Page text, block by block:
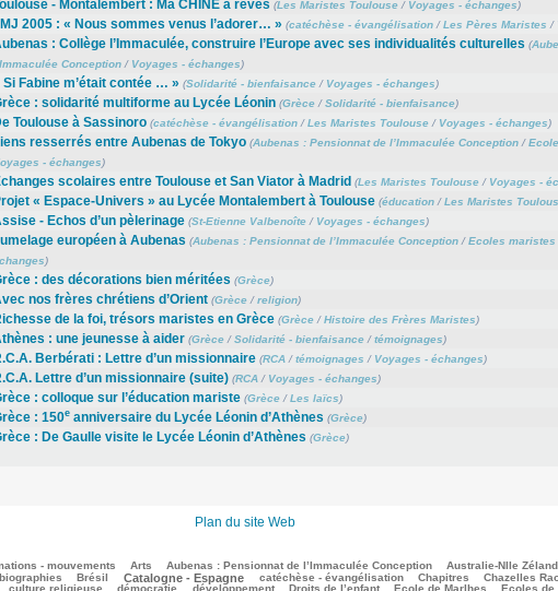
- Montalembert : Ma CHINE à rêves (Les Maristes Toulouse/ Voyages - échanges)
2005 : « Nous sommes venus l’adorer… » (catéchèse - évangélisation/Les Pères Maristes /
: Collège l’Immaculée, construire l’Europe avec ses individualités culturelles (
Conception/ Voyages - échanges)
Si Fabine m’était contée … » (Solidarité - bienfaisance/ Voyages - échanges)
: solidarité multiforme au Lycée Léonin (Grèce/Solidarité - bienfaisance)
Toulouse à Sassinoro (catéchèse - évangélisation/Les Maristes Toulouse/ Voyages - échanges)
resserrés entre Aubenas de Tokyo (Aubenas : Pensionnat de l’Immaculée Conception/
- échanges)
scolaires entre Toulouse et San Viator à Madrid (Les Maristes Toulouse/ Voyages -
« Espace-Univers » au Lycée Montalembert à Toulouse (éducation/Les Maristes
- Echos d’un pèlerinage (St-Etienne Valbenoîte/ Voyages - échanges)
européen à Aubenas (Aubenas : Pensionnat de l’Immaculée Conception/Ecoles maristes
)
: des décorations bien méritées (Grèce)
nos frères chrétiens d’Orient (Grèce/religion)
de la foi, trésors maristes en Grèce (Grèce/Histoire des Frères Maristes)
: une jeunesse à aider (Grèce/Solidarité - bienfaisance/témoignages)
Berbérati : Lettre d’un missionnaire (RCA/témoignages / Voyages - échanges)
Lettre d’un missionnaire (suite) (RCA/ Voyages - échanges)
: colloque sur l’éducation mariste (Grèce/Les laïcs)
: 150eanniversaire du Lycée Léonin d’Athènes (Grèce)
: De Gaulle visite le Lycée Léonin d’Athènes (Grèce)
Plan du site Web
- mouvements Arts Aubenas : Pensionnat de l’Immaculée Conception Australie-Nlle
biographies Brésil Catalogne - Espagne catéchèse - évangélisation Chapitres Chazelles
culture religieuse démocratie développement Droits de l’enfant Ecole de Marlhes Ecoles de